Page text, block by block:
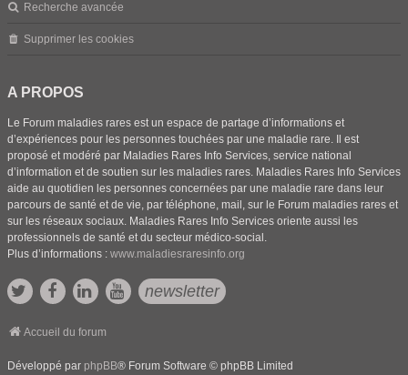
Recherche avancée
Supprimer les cookies
A PROPOS
Le Forum maladies rares est un espace de partage d’informations et
d’expériences pour les personnes touchées par une maladie rare. Il est
proposé et modéré par Maladies Rares Info Services, service national
d’information et de soutien sur les maladies rares. Maladies Rares Info Services
aide au quotidien les personnes concernées par une maladie rare dans leur
parcours de santé et de vie, par téléphone, mail, sur le Forum maladies rares et
sur les réseaux sociaux. Maladies Rares Info Services oriente aussi les
professionnels de santé et du secteur médico-social.
Plus d’informations : www.maladiesraresinfo.org
newsletter
Accueil du forum
Développé par phpBB® Forum Software © phpBB Limited